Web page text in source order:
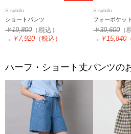
S sybilla
ショートパンツ
￥19,800 （税込）
→ ￥7,920 （税込）
S sybilla
フォーポケッ
￥39,600（
→ ￥15,840
ハーフ・ショート丈パンツの